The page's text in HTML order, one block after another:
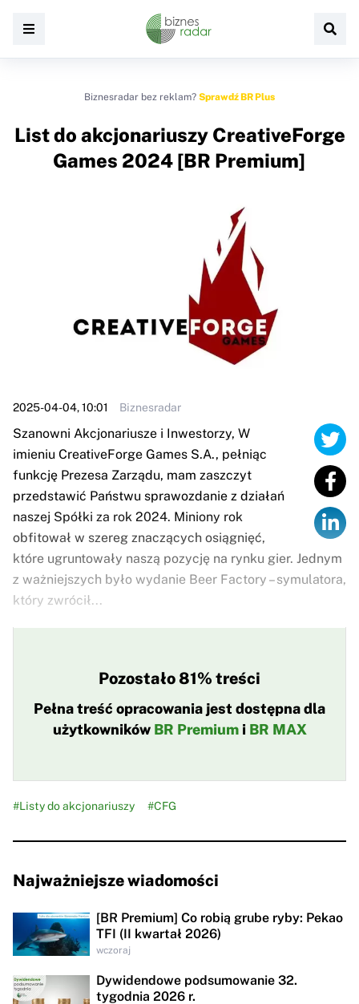
Biznesradar bez reklam? Sprawdź BR Plus
List do akcjonariuszy CreativeForge
Games 2024 [BR Premium]
2025-04-04, 10:01 Biznesradar
Szanowni Akcjonariusze i Inwestorzy, W
imieniu CreativeForge Games S.A., pełniąc
funkcję Prezesa Zarządu, mam zaszczyt
przedstawić Państwu sprawozdanie z działań
naszej Spółki za rok 2024. Miniony rok
obfitował w szereg znaczących osiągnięć,
które ugruntowały naszą pozycję na rynku gier. Jednym
z ważniejszych było wydanie Beer Factory – symulatora,
który zwrócił...
Pozostało 81% treści
Pełna treść opracowania jest dostępna dla
użytkowników BR Premiumi BR MAX
#Listy do akcjonariuszy #CFG
Najważniejsze wiadomości
[BR Premium] Co robią grube ryby: Pekao
TFI (II kwartał 2026)
wczoraj
Dywidendowe podsumowanie 32.
tygodnia 2026 r.